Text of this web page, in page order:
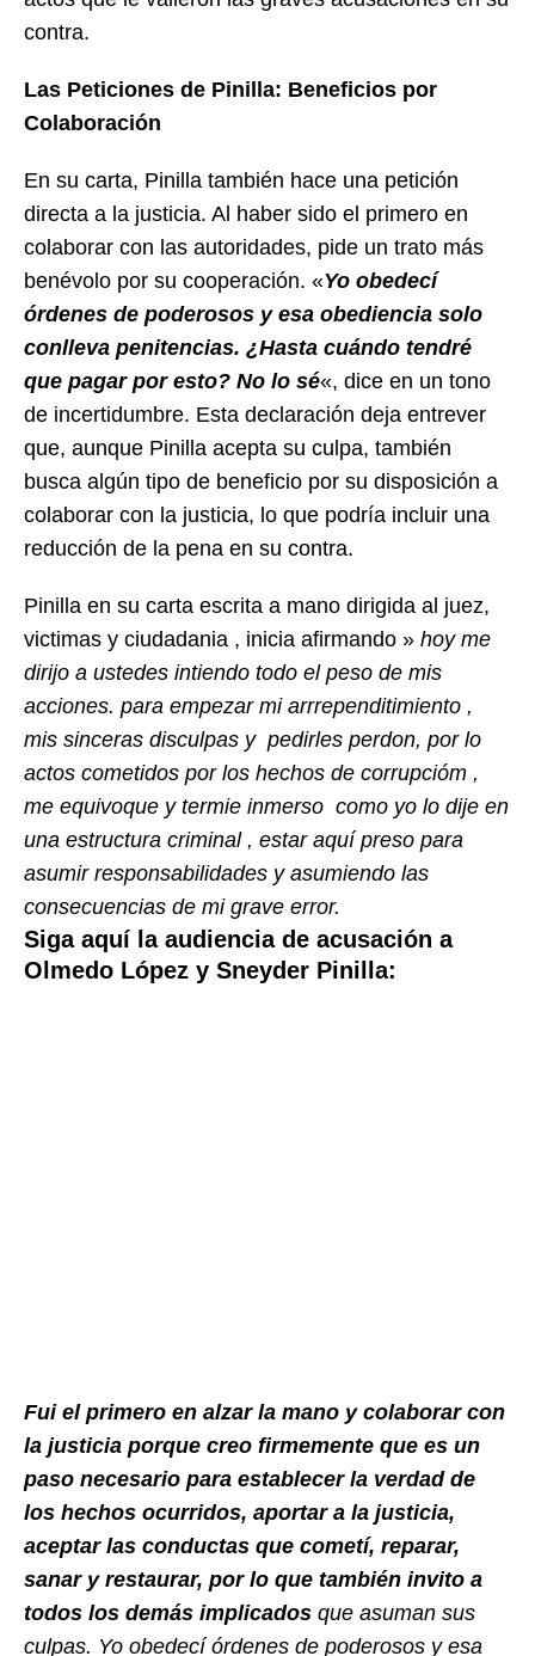
contra.
Las Peticiones de Pinilla: Beneficios por
Colaboración
En su carta, Pinilla también hace una petición
directa a la justicia. Al haber sido el primero en
colaborar con las autoridades, pide un trato más
benévolo por su cooperación. «Yo obedecí
órdenes de poderosos y esa obediencia solo
conlleva penitencias. ¿Hasta cuándo tendré
que pagar por esto? No lo sé«, dice en un tono
de incertidumbre. Esta declaración deja entrever
que, aunque Pinilla acepta su culpa, también
busca algún tipo de beneficio por su disposición a
colaborar con la justicia, lo que podría incluir una
reducción de la pena en su contra.
Pinilla en su carta escrita a mano dirigida al juez,
victimas y ciudadania , inicia afirmando » hoy me
dirijo a ustedes intiendo todo el peso de mis
acciones. para empezar mi arrrependitimiento ,
mis sinceras disculpas y pedirles perdon, por lo
actos cometidos por los hechos de corrupcióm ,
me equivoque y termie inmerso como yo lo dije en
una estructura criminal , estar aquí preso para
asumir responsabilidades y asumiendo las
consecuencias de mi grave error.
Siga aquí la audiencia de acusación a
Olmedo López y Sneyder Pinilla:
Fui el primero en alzar la mano y colaborar con
la justicia porque creo firmemente que es un
paso necesario para establecer la verdad de
los hechos ocurridos, aportar a la justicia,
aceptar las conductas que cometí, reparar,
sanar y restaurar, por lo que también invito a
todos los demás implicados que asuman sus
culpas. Yo obedecí órdenes de poderosos y esa